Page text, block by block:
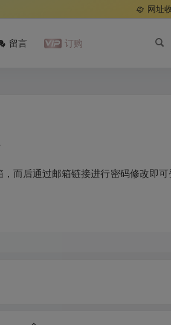
网址
留言 订购
而后通过邮箱链接进行密码修改即可